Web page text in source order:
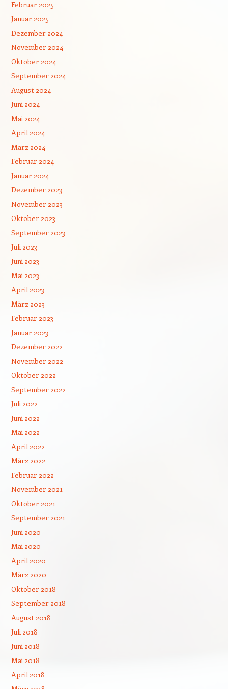
Februar 2025
Januar 2025
Dezember 2024
November 2024
Oktober 2024
September 2024
August 2024
Juni 2024
Mai 2024
April 2024
März 2024
Februar 2024
Januar 2024
Dezember 2023
November 2023
Oktober 2023
September 2023
Juli 2023
Juni 2023
Mai 2023
April 2023
März 2023
Februar 2023
Januar 2023
Dezember 2022
November 2022
Oktober 2022
September 2022
Juli 2022
Juni 2022
Mai 2022
April 2022
März 2022
Februar 2022
November 2021
Oktober 2021
September 2021
Juni 2020
Mai 2020
April 2020
März 2020
Oktober 2018
September 2018
August 2018
Juli 2018
Juni 2018
Mai 2018
April 2018